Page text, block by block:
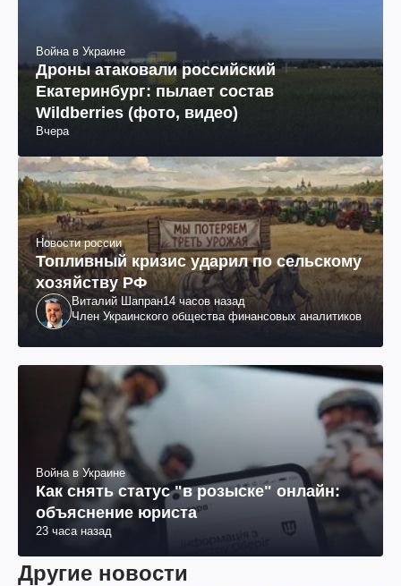
Война в Украине
Дроны атаковали российский
Екатеринбург: пылает состав
Wildberries (фото, видео)
Вчера
Новости россии
Топливный кризис ударил по сельскому
хозяйству РФ
Виталий Шапран14 часов назад
Член Украинского общества финансовых аналитиков
Война в Украине
Как снять статус "в розыске" онлайн:
объяснение юриста
23 часа назад
Другие новости